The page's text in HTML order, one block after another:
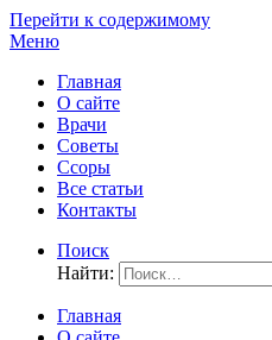
Перейти к содержимому
Меню
Главная
О сайте
Врачи
Советы
Ссоры
Все статьи
Контакты
Поиск
Найти:
Главная